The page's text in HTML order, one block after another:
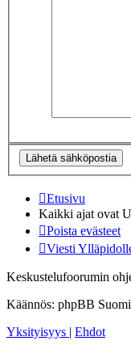
Etusivu
Kaikki ajat ovat
Poista evästeet
Viesti
Keskustelufoorumin
Käännös: phpBB
Yksityisyys
Ehdot